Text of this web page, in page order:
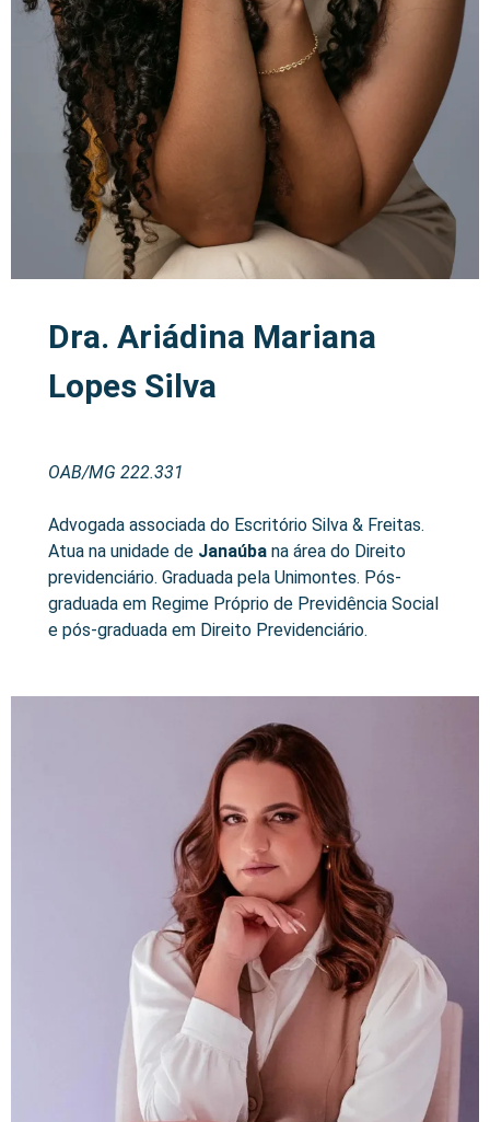
Dra. Ariádina Mariana
Lopes Silva
OAB/MG 222.331
Advogada associada do Escritório Silva & Freitas.
Atua na unidade de Janaúbana área do Direito
previdenciário. Graduada pela Unimontes. Pós-
graduada em Regime Próprio de Previdência Social
e pós-graduada em Direito Previdenciário.